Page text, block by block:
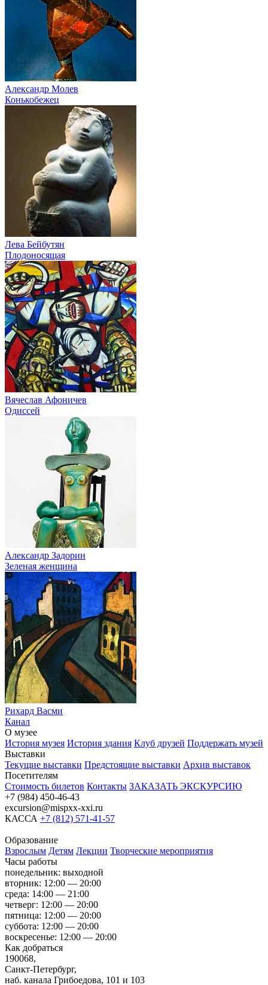
Александр Молев
Конькобежец
Лева Бейбутян
Плодоносящая
Вячеслав Афоничев
Одиссей
Александр Задорин
Зеленая женщина
Рихард Васми
Канал
О музее
История музея История здания Клуб друзей Поддержать музей
Выставки
Текущие выставки Предстоящие выставки Архив выставок
Посетителям
Стоимость билетов Контакты ЗАКАЗАТЬ ЭКСКУРСИЮ
+7 (984) 450-46-43
excursion@mispxx-xxi.ru
КАССА +7 (812) 571-41-57
Образование
Взрослым Детям Лекции Творческие мероприятия
Часы работы
понедельник: выходной
вторник: 12:00 — 20:00
среда: 14:00 — 21:00
четверг: 12:00 — 20:00
пятница: 12:00 — 20:00
суббота: 12:00 — 20:00
воскресенье: 12:00 — 20:00
Как добраться
190068,
Санкт-Петербург,
наб. канала Грибоедова, 101 и 103